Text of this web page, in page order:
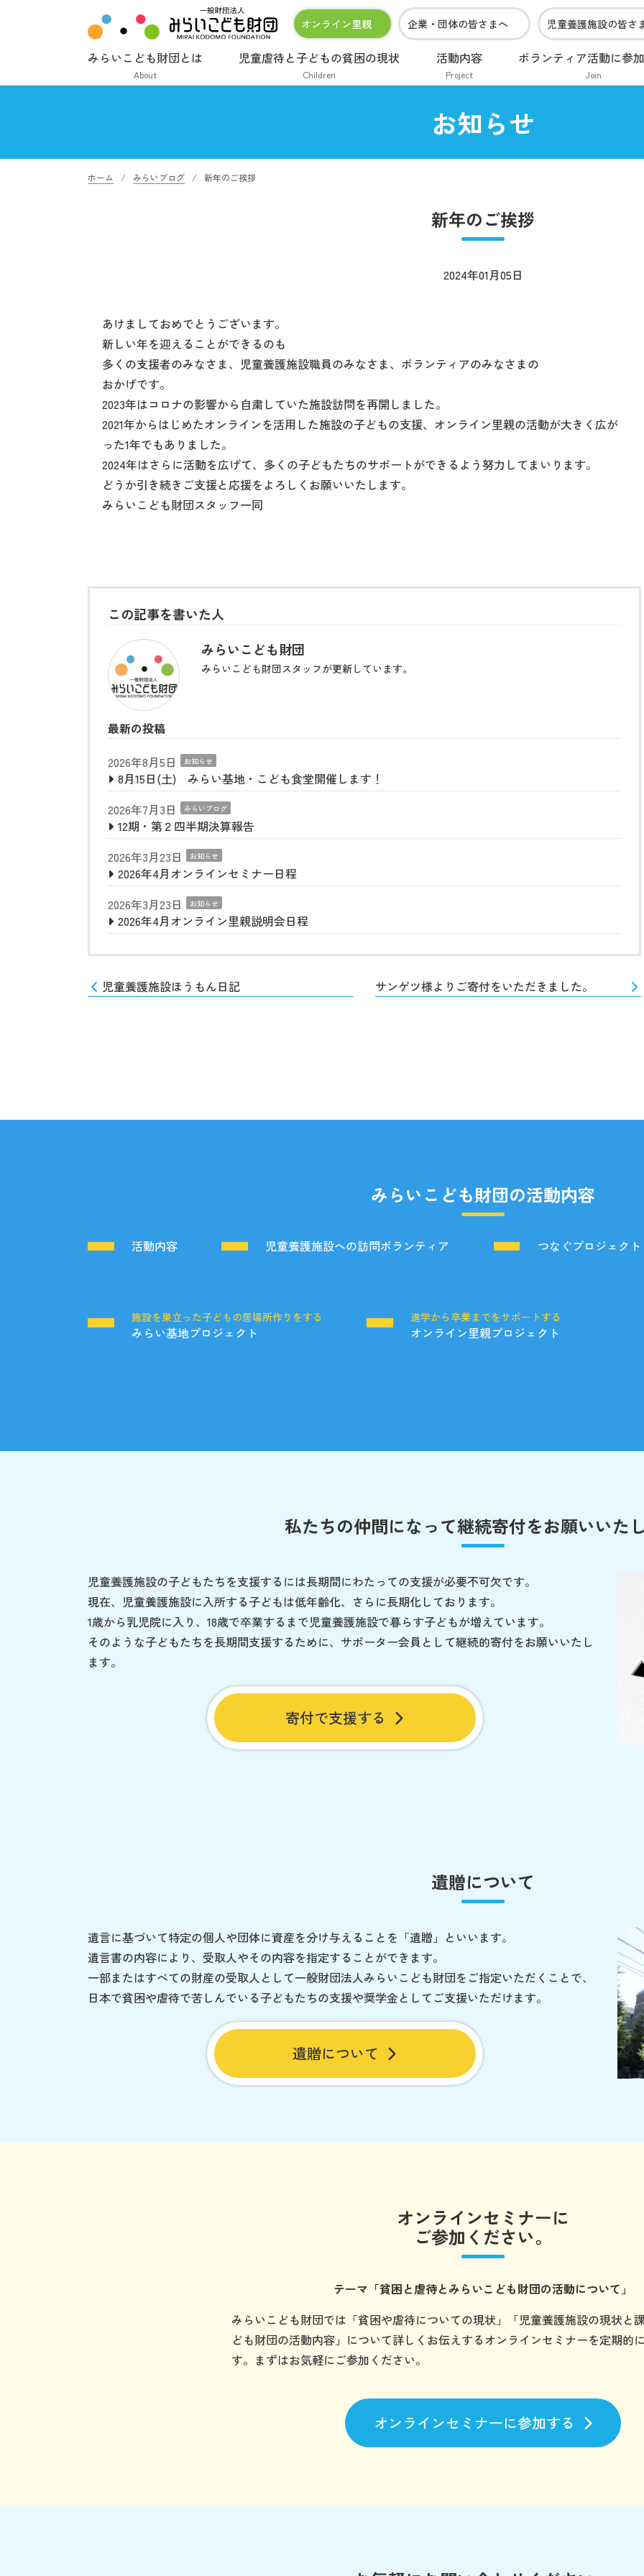
オンライン里親 企業・団体の皆さまへ 児童養護施設の皆さ
みらいこども財団とは
About
児童虐待と子どもの貧困の現状
Children
活動内容
Project
ボランティア活動に参
Join
お知らせ
ホーム みらいブログ 新年のご挨拶
新年のご挨拶
2024年01月05日
あけましておめでとうございます。
新しい年を迎えることができるのも
多くの支援者のみなさま、児童養護施設職員のみなさま、ボランティアのみなさまの
おかげです。
2023年はコロナの影響から自粛していた施設訪問を再開しました。
2021年からはじめたオンラインを活用した施設の子どもの支援、オンライン里親の活動が大きく広が
った1年でもありました。
2024年はさらに活動を広げて、多くの子どもたちのサポートができるよう努力してまいります。
どうか引き続きご支援と応援をよろしくお願いいたします。
みらいこども財団スタッフ一同
この記事を書いた人
みらいこども財団
みらいこども財団スタッフが更新しています。
最新の投稿
2026年8月5日
お知らせ
8月15日(土) みらい基地・こども食堂開催します！
2026年7月3日
みらいブログ
12期・第２四半期決算報告
2026年3月23日
お知らせ
2026年4月オンラインセミナー日程
2026年3月23日
お知らせ
2026年4月オンライン里親説明会日程
児童養護施設ほうもん日記 サンゲツ様よりご寄付をいただきました。
みらいこども財団の活動内容
活動内容 児童養護施設への訪問ボランティア つなぐプロジェクト
施設を巣立った子どもの居場所作りをする
みらい基地プロジェクト
進学から卒業までをサポートする
オンライン里親プロジェクト
私たちの仲間になって継続寄付をお願いいた
児童養護施設の子どもたちを支援するには長期間にわたっての支援が必要不可欠です。
現在、児童養護施設に入所する子どもは低年齢化、さらに長期化しております。
1歳から乳児院に入り、18歳で卒業するまで児童養護施設で暮らす子どもが増えています。
そのような子どもたちを長期間支援するために、サポーター会員として継続的寄付をお願いいたし
ます。
寄付で支援する
遺贈について
遺言に基づいて特定の個人や団体に資産を分け与えることを「遺贈」といいます。
遺言書の内容により、受取人やその内容を指定することができます。
一部またはすべての財産の受取人として一般財団法人みらいこども財団をご指定いただくことで、
日本で貧困や虐待で苦しんでいる子どもたちの支援や奨学金としてご支援いただけます。
遺贈について
オンラインセミナーに
ご参加ください。
テーマ 「貧困と虐待とみらいこども財団の活動について」
みらいこども財団では「貧困や虐待についての現状」「児童養護施設の現状と
ども財団の活動内容」について詳しくお伝えするオンラインセミナーを定期的
す。まずはお気軽にご参加ください。
オンラインセミナーに参加する